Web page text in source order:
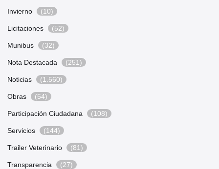
Invierno (10)
Licitaciones (52)
Munibus (32)
Nota Destacada (251)
Noticias (1.560)
Obras (54)
Participación Ciudadana (108)
Servicios (144)
Trailer Veterinario (81)
Transparencia (27)